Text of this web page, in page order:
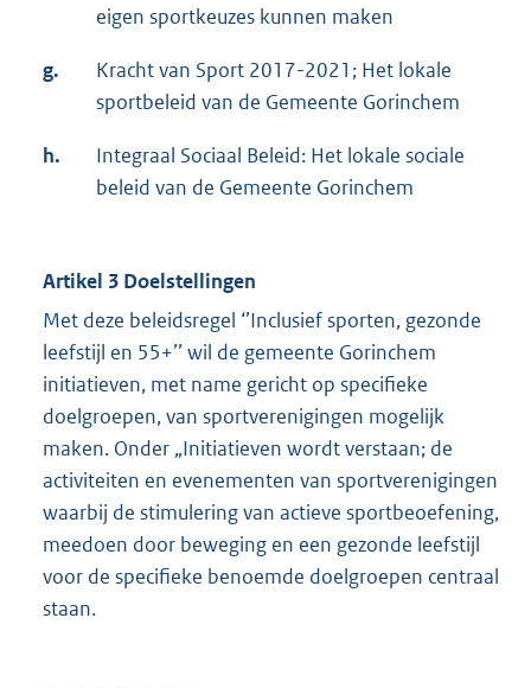
eigen sportkeuzes kunnen maken
g.
Kracht van Sport 2017-2021; Het lokale
sportbeleid van de Gemeente Gorinchem
h.
Integraal Sociaal Beleid: Het lokale sociale
beleid van de Gemeente Gorinchem
Artikel 3 Doelstellingen
Met deze beleidsregel ‘’Inclusief sporten, gezonde
leefstijl en 55+’’ wil de gemeente Gorinchem
initiatieven, met name gericht op specifieke
doelgroepen, van sportverenigingen mogelijk
maken. Onder „Initiatieven wordt verstaan; de
activiteiten en evenementen van sportverenigingen
waarbij de stimulering van actieve sportbeoefening,
meedoen door beweging en een gezonde leefstijl
voor de specifieke benoemde doelgroepen centraal
staan.